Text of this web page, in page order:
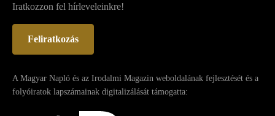
Iratkozzon fel hírleveleinkre!
Feliratkozás
A Magyar Napló és az Irodalmi Magazin weboldalának fejlesztését és a
folyóiratok lapszámainak digitalizálását támogatta: